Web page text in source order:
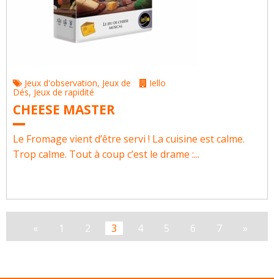
Jeux d'observation, Jeux de
Dés, Jeux de rapidité
Iello
CHEESE MASTER
Le Fromage vient d’être servi ! La cuisine est calme.
Trop calme. Tout à coup c’est le drame :...
« 1 2 3 4 5 6 7 »